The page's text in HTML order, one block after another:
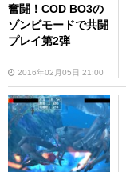
奮闘！COD BO3の
ゾンビモードで共闘
プレイ第2弾
2016年02月05日 21:00